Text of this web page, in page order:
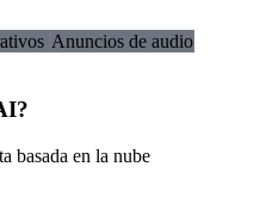
Anuncios de audio
basada en la nube